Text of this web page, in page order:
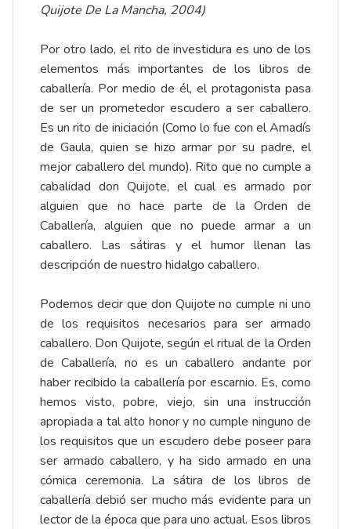
Quijote De La Mancha, 2004)
Por otro lado, el rito de investidura es uno de los
elementos más importantes de los libros de
caballería. Por medio de él, el protagonista pasa
de ser un prometedor escudero a ser caballero.
Es un rito de iniciación (Como lo fue con el Amadís
de Gaula, quien se hizo armar por su padre, el
mejor caballero del mundo). Rito que no cumple a
cabalidad don Quijote, el cual es armado por
alguien que no hace parte de la Orden de
Caballería, alguien que no puede armar a un
caballero. Las sátiras y el humor llenan las
descripción de nuestro hidalgo caballero.
Podemos decir que don Quijote no cumple ni uno
de los requisitos necesarios para ser armado
caballero. Don Quijote, según el ritual de la Orden
de Caballería, no es un caballero andante por
haber recibido la caballería por escarnio. Es, como
hemos visto, pobre, viejo, sin una instrucción
apropiada a tal alto honor y no cumple ninguno de
los requisitos que un escudero debe poseer para
ser armado caballero, y ha sido armado en una
cómica ceremonia. La sátira de los libros de
caballería debió ser mucho más evidente para un
lector de la época que para uno actual. Esos libros